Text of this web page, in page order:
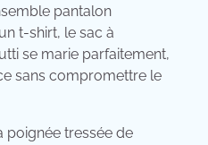
pantalon
t-shirt, le sac à
se marie parfaitement,
sans compromettre le
poignée tressée de